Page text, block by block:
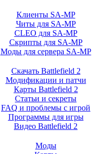
Клиенты SA-MP
Читы для SA-MP
CLEO для SA-MP
Скрипты для SA-MP
Моды для сервера SA-MP
Скачать Battlefield 2
Модификации и патчи
Карты Battlefield 2
Статьи и секреты
FAQ и проблемы с игрой
Программы для игры
Видео Battlefield 2
Моды